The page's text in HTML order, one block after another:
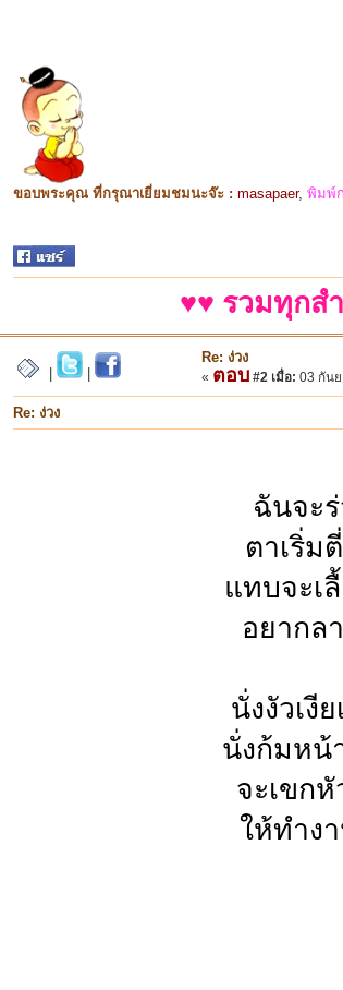
ขอบพระคุณ ที่กรุณาเยี่ยมชมนะจ๊ะ : masapaer, พิมพ์
♥♥ รวมทุกส
Re: ง่วง
« ตอบ #2 เมื่อ: 03 กัน
Re: ง่วง
ฉันจะ
ตาเริ่ม
แทบจะเ
อยากล
นั่งงัวเงี
นั่งก้มหน้
จะเขก
ให้ทำง